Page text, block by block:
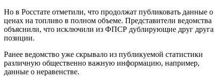
Но в Росстате отметили, что продолжат публиковать данные о
ценах на топливо в полном объеме. Представители ведомства
объяснили, что исключили из ФПСР дублирующие друг друга
позиции.
Ранее ведомство уже скрывало из публикуемой статистики
различную общественно важную информацию, например,
данные о неравенстве.